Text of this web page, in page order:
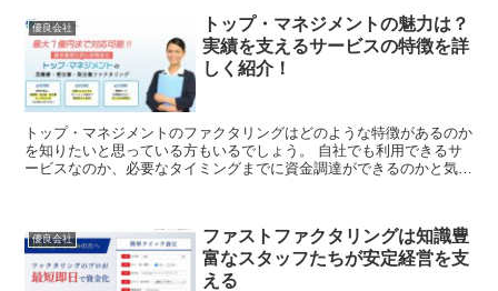
優良会社
トップ・マネジメントの魅力は？
実績を支えるサービスの特徴を詳
しく紹介！
トップ・マネジメントのファクタリングはどのような特徴があるのか
を知りたいと思っている方もいるでしょう。 自社でも利用できるサ
ービスなのか、必要なタイミングまでに資金調達ができるのかと気に
優良会社
ファストファクタリングは知識豊
富なスタッフたちが安定経営を支
える